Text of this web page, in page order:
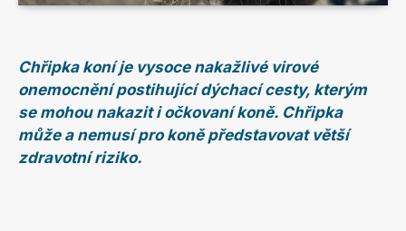
Chřipka koní je vysoce nakažlivé virové
onemocnění postihující dýchací cesty, kterým
se mohou nakazit i očkovaní koně. Chřipka
může a nemusí pro koně představovat větší
zdravotní riziko.